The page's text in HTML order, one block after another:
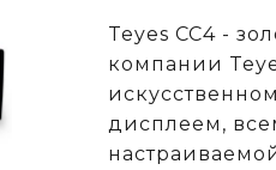
Teyes CC4 -
компании
дисплеем,